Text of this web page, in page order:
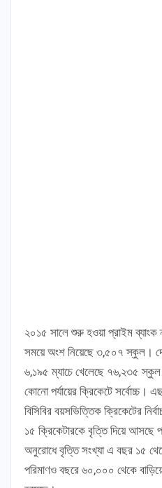
২০১৫ সালে শুরু হওয়া প্রাইম ব্যাংক
সময়ে অংশ নিয়েছে ৩,৫০৭ স্কুল।
৬,১৯৫ ম্যাচে খেলেছে ৭৬,২৩৫ স্কুল
কোনো পর্যায়ের ক্রিকেটে সর্বোচ্চ।
বিসিবির বয়সভিত্তিক ক্রিকেটের
১৫ ক্রিকেটারকে বৃত্তি দিয়ে আসছে
অনুরোধে বৃত্তি সংখ্যা এ বছর ১৫
পরিমাণও বছরে ৬০,০০০ থেকে